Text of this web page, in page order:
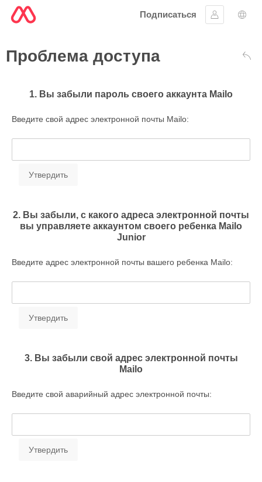
Подписаться
Войти в
Проблема доступа
1. Вы забыли пароль своего аккаунта Mailo
Введите свой адрес электронной почты Mailo:
2. Вы забыли, с какого адреса электронной почты
вы управляете аккаунтом своего ребенка Mailo
Junior
Введите адрес электронной почты вашего ребенка Mailo:
3. Вы забыли свой адрес электронной почты
Mailo
Введите свой аварийный адрес электронной почты: